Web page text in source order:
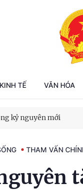
KINH TẾ VĂN HÓA
cột chiến lược, lâu dài
kỷ nguyên mới
THAM VẤN